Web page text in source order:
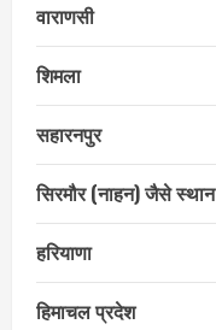
वाराणसी
शिमला
सहारनपुर
सिरमौर (नाहन) जैसे स्थान
हरियाणा
हिमाचल प्रदेश